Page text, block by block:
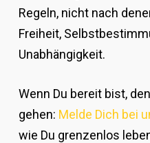
Regeln, nicht nach
Freiheit,
Unabhängigkeit.
Wenn Du bereit bist,
gehen: Melde Dich bei
wie Du grenzenlos